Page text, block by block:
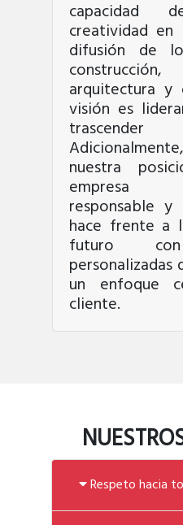
capacidad
creatividad
difusión de
arquitectura y
visión es
nuestra
empresa
responsable y
hace frente a
futuro
un enfoque
cliente.
Respeto hacia